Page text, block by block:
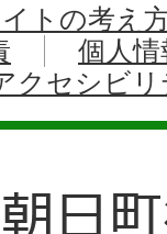
トの考え
個人
クセシビ